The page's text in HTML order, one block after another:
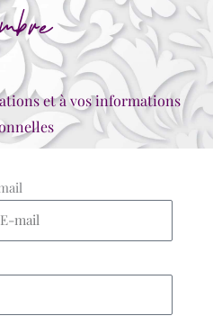
et à vos informations